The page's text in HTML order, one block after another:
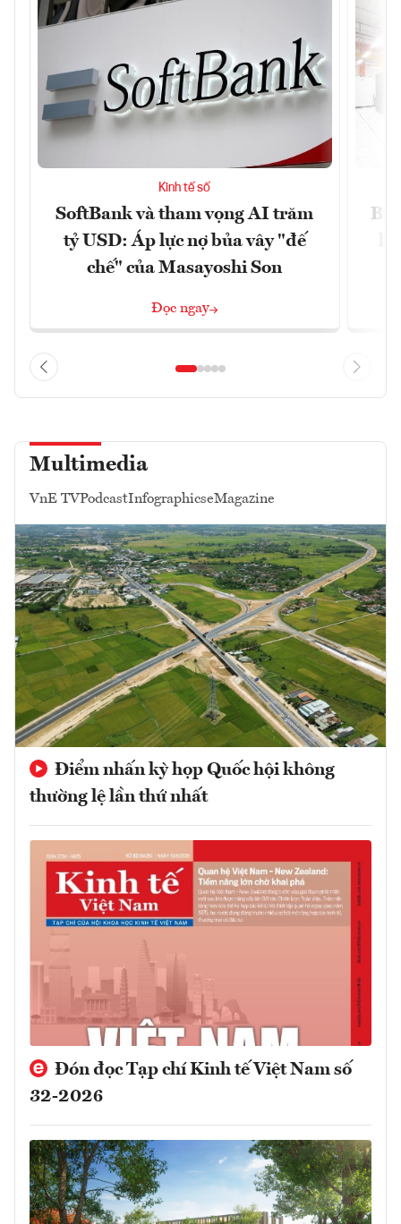
Kinh tế số
SoftBank và tham vọng AI trăm
tỷ USD: Áp lực nợ bủa vây "đế
chế" của Masayoshi Son
Đọc ngay
Multimedia
VnE TVPodcastInfographicseMagazine
Điểm nhấn kỳ họp Quốc hội không
thường lệ lần thứ nhất
Đón đọc Tạp chí Kinh tế Việt Nam số
32-2026